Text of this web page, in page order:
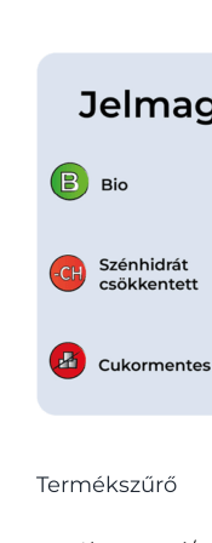
Termékszűrő